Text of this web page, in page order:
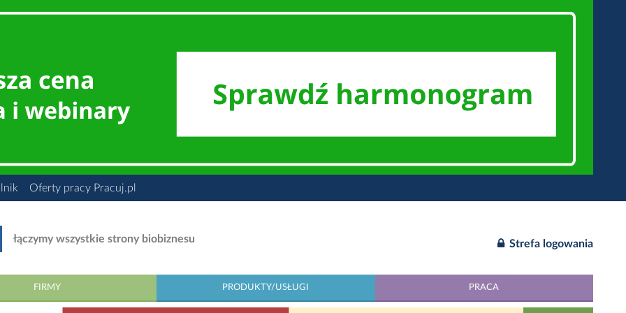
Oferty pracy Pracuj.pl
łączymy wszystkie strony biobiznesu Strefa logowania
FIRMY PRODUKTY/USŁUGI PRACA